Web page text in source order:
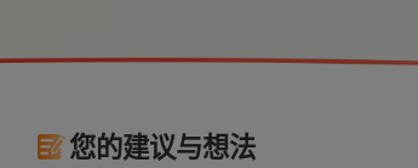
您的建议与想法